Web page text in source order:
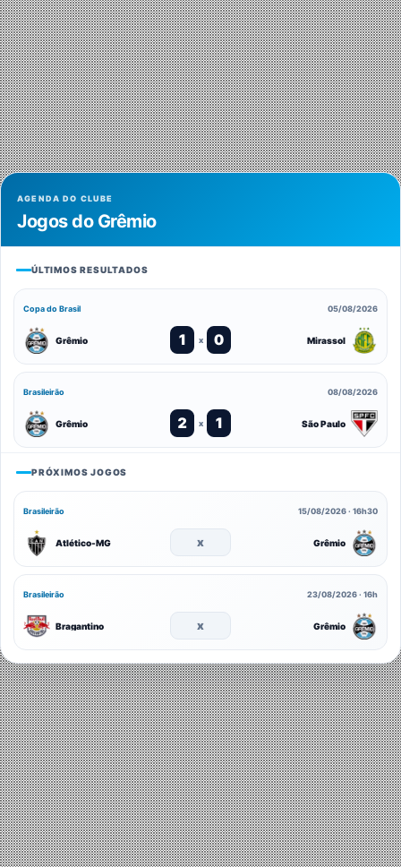
AGENDA DO CLUBE
Jogos do Grêmio
ÚLTIMOS RESULTADOS
Copa do Brasil 05/08/2026
Grêmio 1 x 0 Mirassol
Brasileirão 08/08/2026
Grêmio 2 x 1 São Paulo
PRÓXIMOS JOGOS
Brasileirão 15/08/2026 · 16h30
Atlético-MG x Grêmio
Brasileirão 23/08/2026 · 16h
Bragantino x Grêmio